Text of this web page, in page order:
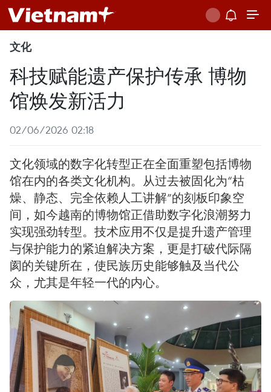
文化
科技赋能遗产保护传承 博物
馆焕发新活力
02/06/2026 02:18
文化领域的数字化转型正在全面重塑包括博物
馆在内的各类文化机构。从过去被固化为“枯
燥、静态、完全依赖人工讲解”的刻板印象空
间，如今越南的博物馆正借助数字化浪潮努力
实现强劲转型。技术应用不仅是提升遗产管理
与保护能力的紧迫解决方案，更是打破代际隔
阂的关键所在，使民族历史能够触及当代公
众，尤其是年轻一代的内心。